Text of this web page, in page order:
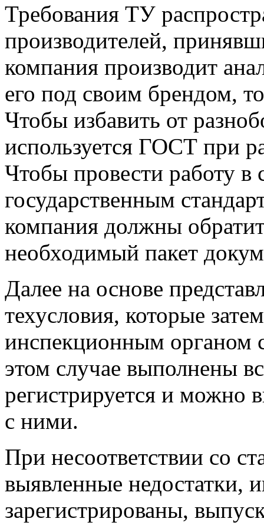
Требования ТУ
производителей,
компания производит
его под своим брендом,
Чтобы избавить от
используется ГОСТ при
Чтобы провести работу в
государственным
компания должны
необходимый пакет
Далее на основе
техусловия, которые
инспекционным органом
этом случае выполнены
регистрируется и можно
с ними.
При несоответствии со
выявленные недостатки,
зарегистрированы,